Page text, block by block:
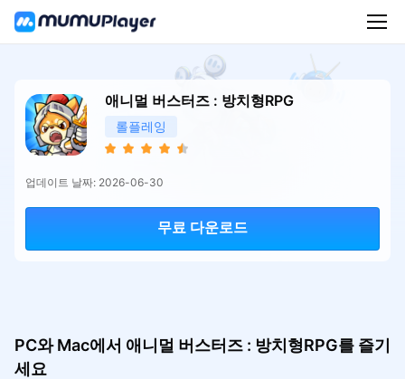
애니멀 버스터즈 : 방치형RPG
롤플레잉
업데이트 날짜: 2026-06-30
무료 다운로드
PC와 Mac에서 애니멀 버스터즈 : 방치형RPG를 즐기
세요